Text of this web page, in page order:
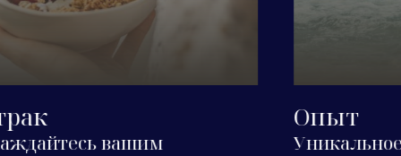
Уникальное направление